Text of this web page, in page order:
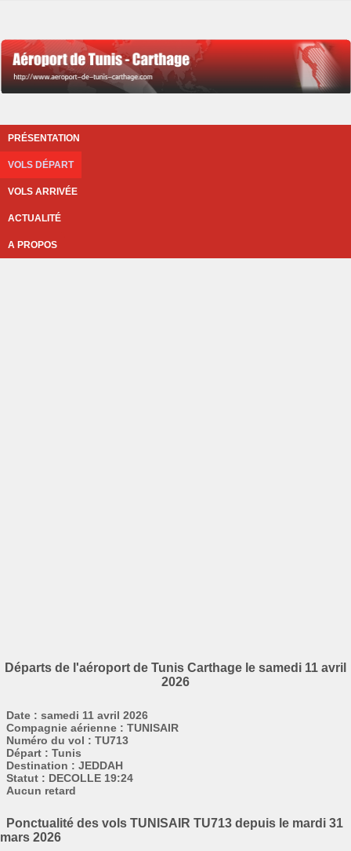
PRÉSENTATION
VOLS DÉPART
VOLS ARRIVÉE
ACTUALITÉ
A PROPOS
Départs de l'aéroport de Tunis Carthage le samedi 11 avril
2026
Date : samedi 11 avril 2026
Compagnie aérienne : TUNISAIR
Numéro du vol : TU713
Départ : Tunis
Destination : JEDDAH
Statut : DECOLLE 19:24
Aucun retard
Ponctualité des vols TUNISAIR TU713 depuis le mardi 31
mars 2026